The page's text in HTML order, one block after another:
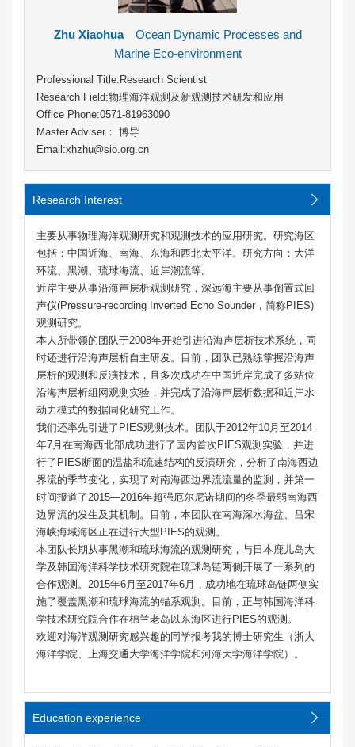
Zhu Xiaohua
Ocean Dynamic Processes and
Marine Eco-environment
Professional Title:Research Scientist
Research Field:物理海洋观测及新观测技术研发和应用
Office Phone:0571-81963090
Master Adviser ： 博导
Email:xhzhu@sio.org.cn
Research Interest
主要从事物理海洋观测研究和观测技术的应用研究。研究海区
包括：中国近海、南海、东海和西北太平洋。研究方向：大洋
环流、黑潮、琉球海流、近岸潮流等。
近岸主要从事沿海声层析观测研究，深远海主要从事倒置式回
声仪(Pressure-recording Inverted Echo Sounder，简称PIES)
观测研究。
本人所带领的团队于2008年开始引进沿海声层析技术系统，同
时还进行沿海声层析自主研发。目前，团队已熟练掌握沿海声
层析的观测和反演技术，且多次成功在中国近岸完成了多站位
沿海声层析组网观测实验，并完成了沿海声层析数据和近岸水
动力模式的数据同化研究工作。
我们还率先引进了PIES观测技术。团队于2012年10月至2014
年7月在南海西北部成功进行了国内首次PIES观测实验，并进
行了PIES断面的温盐和流速结构的反演研究，分析了南海西边
界流的季节变化，实现了对南海西边界流流量的监测，并第一
时间报道了2015—2016年超强厄尔尼诺期间的冬季最弱南海西
边界流的发生及其机制。目前，本团队在南海深水海盆、吕宋
海峡海域海区正在进行大型PIES的观测。
本团队长期从事黑潮和琉球海流的观测研究，与日本鹿儿岛大
学及韩国海洋科学技术研究院在琉球岛链两侧开展了一系列的
合作观测。2015年6月至2017年6月，成功地在琉球岛链两侧实
施了覆盖黑潮和琉球海流的锚系观测。目前，正与韩国海洋科
学技术研究院合作在棉兰老岛以东海区进行PIES的观测。
欢迎对海洋观测研究感兴趣的同学报考我的博士研究生（浙大
海洋学院、上海交通大学海洋学院和河海大学海洋学院）。
Education experience